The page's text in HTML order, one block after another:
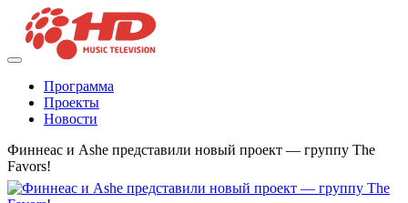
Программа
Проекты
Новости
Финнеас и Ashe представили новый проект — группу The
Favors!